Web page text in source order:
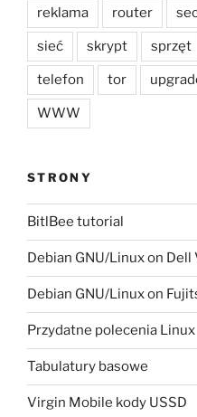
reklama router
sieć skrypt sprzęt
telefon tor
WWW
STRONY
BitlBee tutorial
Debian GNU/Linux on
Debian GNU/Linux on
Przydatne polecenia Linux
Tabulatury basowe
Virgin Mobile kody USSD